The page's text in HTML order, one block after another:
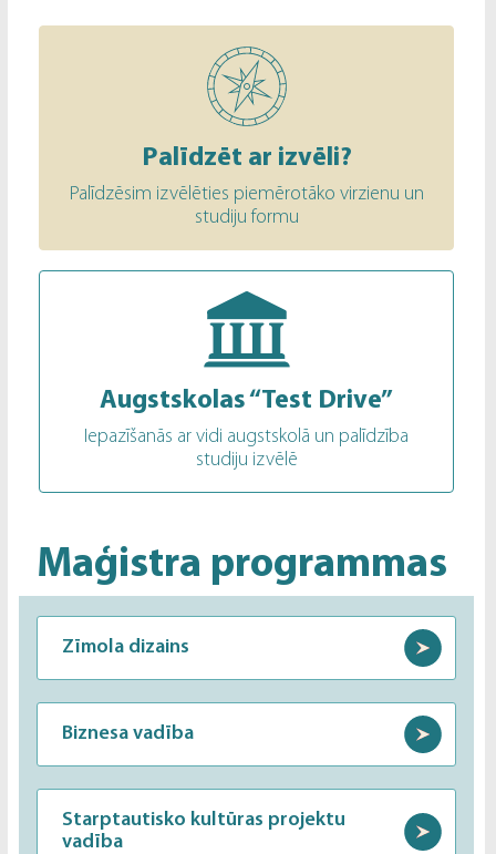
Palīdzēt ar izvēli?
Palīdzēsim izvēlēties piemērotāko virzienu un
studiju formu
Augstskolas “Test Drive”
Iepazīšanās ar vidi augstskolā un palīdzība
studiju izvēlē
Maģistra programmas
Zīmola dizains
Biznesa vadība
Starptautisko kultūras projektu
vadība